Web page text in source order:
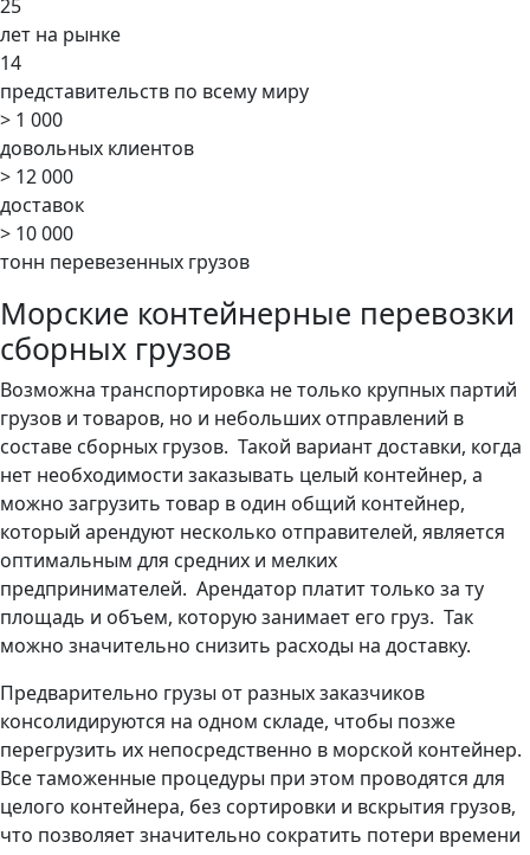
25
лет на рынке
14
представительств по всему миру
> 1 000
довольных клиентов
> 12 000
доставок
> 10 000
тонн перевезенных грузов
Морские контейнерные перевозки
сборных грузов
Возможна транспортировка не только крупных партий
грузов и товаров, но и небольших отправлений в
составе сборных грузов. Такой вариант доставки, когда
нет необходимости заказывать целый контейнер, а
можно загрузить товар в один общий контейнер,
который арендуют несколько отправителей, является
оптимальным для средних и мелких
предпринимателей. Арендатор платит только за ту
площадь и объем, которую занимает его груз. Так
можно значительно снизить расходы на доставку.
Предварительно грузы от разных заказчиков
консолидируются на одном складе, чтобы позже
перегрузить их непосредственно в морской контейнер.
Все таможенные процедуры при этом проводятся для
целого контейнера, без сортировки и вскрытия грузов,
что позволяет значительно сократить потери времени